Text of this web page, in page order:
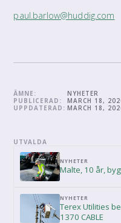
ÄMNE:
NYHETER
PUBLICERAD:
MARCH 18,
UPPDATERAD: MARCH 18,
UTVALDA
NYHETER
Malte, 10 år,
NYHETER
Terex Utilities
1370 CABLE
paul.barlow@huddig.com